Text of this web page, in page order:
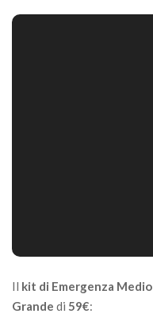
Il kit di Emergenza Medio
Grande di 59€: